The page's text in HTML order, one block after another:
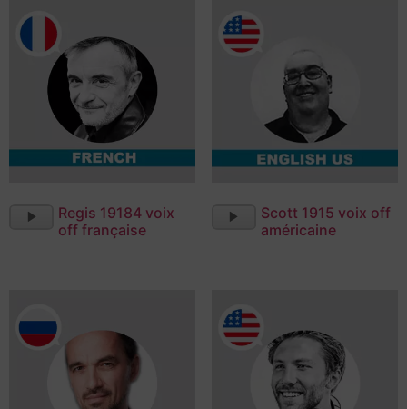
LecteurRegis 19184 voix
off française
LecteurScott 1915 voix off
américaine